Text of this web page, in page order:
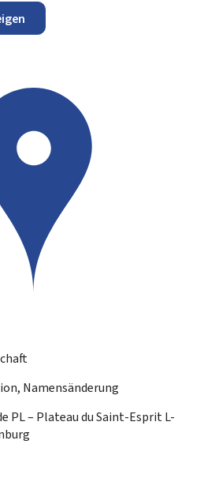
Namensänderung
PL – Plateau du Saint-EspritL-